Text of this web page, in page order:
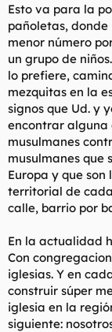
Esto va para la
pañoletas,
menor número
un grupo de
lo prefiere,
mezquitas en la
signos que Ud. y
encontrar alguna
musulmanes
musulmanes que
Europa y que
territorial de
calle, barrio por
En la actualidad
Con
iglesias. Y en
construir súper
iglesia en la
siguiente: